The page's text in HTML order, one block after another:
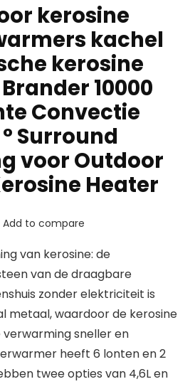
kerosine
kachel
kerosine
10000
Convectie
Surround
voor Outdoor
Heater
Add to compare
van kerosine: de
van de draagbare
zonder elektriciteit is
metaal, waardoor de kerosine
sneller en
heeft 6 lonten en 2
twee opties van 4,6L en